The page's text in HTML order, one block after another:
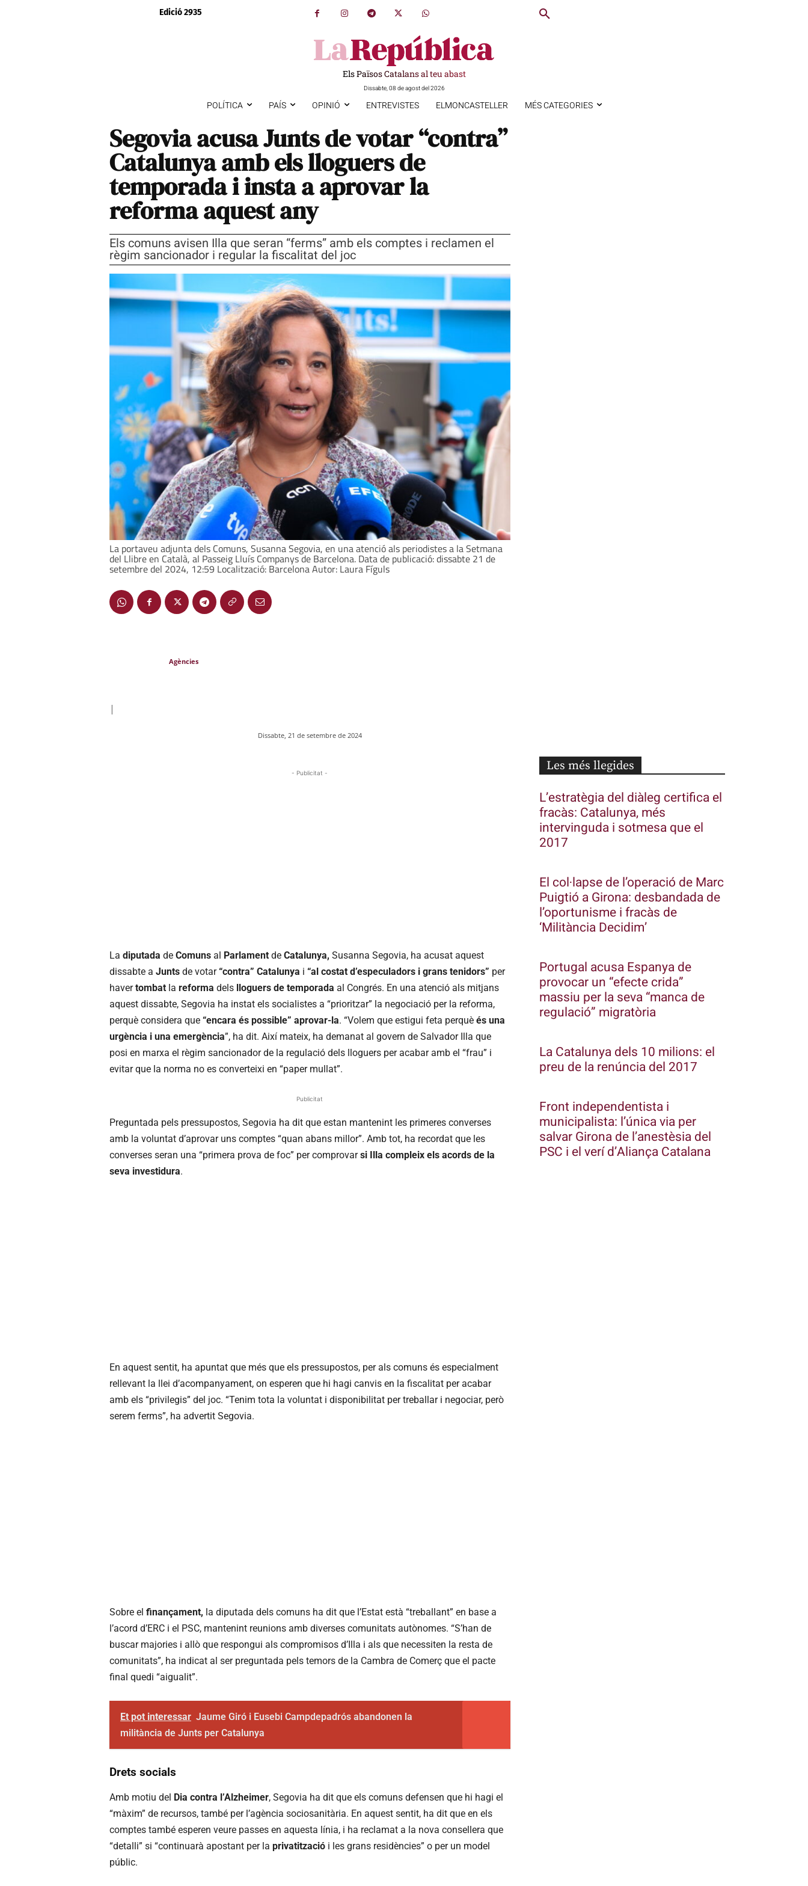
Edició 2935
Els Països Catalans al teu abast
Dissabte, 08 de agost del 2026
POLÍTICA PAÍS OPINIÓ ENTREVISTES ELMONCASTELLER MÉS CATEGORIES
Segovia acusa Junts de votar “contra”
Catalunya amb els lloguers de
temporada i insta a aprovar la
reforma aquest any
Els comuns avisen Illa que seran “ferms” amb els comptes i reclamen el
règim sancionador i regular la fiscalitat del joc
La portaveu adjunta dels Comuns, Susanna Segovia, en una atenció als periodistes a la Setmana
del Llibre en Català, al Passeig Lluís Companys de Barcelona. Data de publicació: dissabte 21 de
setembre del 2024, 12:59 Localització: Barcelona Autor: Laura Fíguls
Agències
|
Dissabte, 21 de setembre de 2024
- Publicitat -
La diputada de Comuns al Parlament de Catalunya, Susanna Segovia, ha acusat aquest
dissabte a Junts de votar“contra” Catalunya i “al costat d’especuladors i grans tenidors” per
havertombat la reforma dels lloguers de temporada al Congrés. En una atenció als mitjans
aquest dissabte, Segovia ha instat els socialistes a “prioritzar” la negociació per la reforma,
perquè considera que “encara és possible” aprovar-la. “Volem que estigui feta perquè és una
urgència i una emergència”, ha dit. Així mateix, ha demanat al govern de Salvador Illa que
posi en marxa el règim sancionador de la regulació dels lloguers per acabar amb el “frau” i
evitar que la norma no es converteixi en “paper mullat”.
Publicitat
Preguntada pels pressupostos, Segovia ha dit que estan mantenint les primeres converses
amb la voluntat d’aprovar uns comptes “quan abans millor”. Amb tot, ha recordat que les
converses seran una “primera prova de foc” per comprovarsi Illa compleix els acords de la
seva investidura.
En aquest sentit, ha apuntat que més que els pressupostos, per als comuns és especialment
rellevant la llei d’acompanyament, on esperen que hi hagi canvis en la fiscalitat per acabar
amb els “privilegis” del joc. “Tenim tota la voluntat i disponibilitat per treballar i negociar, però
serem ferms”, ha advertit Segovia.
Sobre el finançament, la diputada dels comuns ha dit que l’Estat està “treballant” en base a
l’acord d’ERC i el PSC, mantenint reunions amb diverses comunitats autònomes. “S’han de
buscar majories i allò que respongui als compromisos d’Illa i als que necessiten la resta de
comunitats”, ha indicat al ser preguntada pels temors de la Cambra de Comerç que el pacte
final quedi “aigualit”.
Et pot interessar Jaume Giró i Eusebi Campdepadrós abandonen la
militància de Junts per Catalunya
Drets socials
Amb motiu del Dia contra l’Alzheimer, Segovia ha dit que els comuns defensen que hi hagi el
“màxim” de recursos, també per l’agència sociosanitària. En aquest sentit, ha dit que en els
comptes també esperen veure passes en aquesta línia, i ha reclamat a la nova consellera que
“detalli” si “continuarà apostant per la privatització i les grans residències” o per un model
públic.
Les més llegides
L’estratègia del diàleg certifica el
fracàs: Catalunya, més
intervinguda i sotmesa que el
2017
El col·lapse de l’operació de Marc
Puigtió a Girona: desbandada de
l’oportunisme i fracàs de
‘Militància Decidim’
Portugal acusa Espanya de
provocar un “efecte crida”
massiu per la seva “manca de
regulació” migratòria
La Catalunya dels 10 milions: el
preu de la renúncia del 2017
Front independentista i
municipalista: l’única via per
salvar Girona de l’anestèsia del
PSC i el verí d’Aliança Catalana